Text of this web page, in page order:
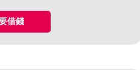
借錢